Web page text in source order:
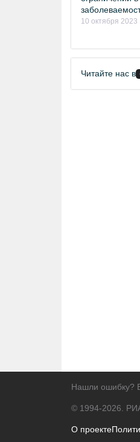
10 октября 2023
Читайте нас в
Нашли ошибку?
© 1994-2026.
О проекте